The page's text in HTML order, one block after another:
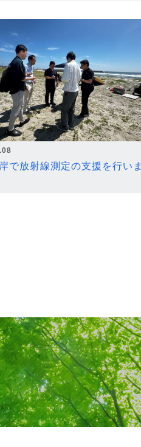
で放射線測定の支援を行いま